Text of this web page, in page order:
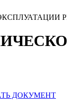
ДОКУМЕНТ